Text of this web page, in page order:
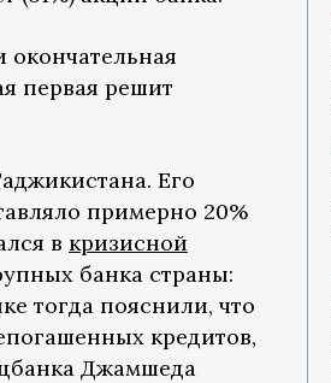
первая решит
Его
примерно 20%
в кризисной
банка страны:
тогда пояснили, что
кредитов,
Джамшеда